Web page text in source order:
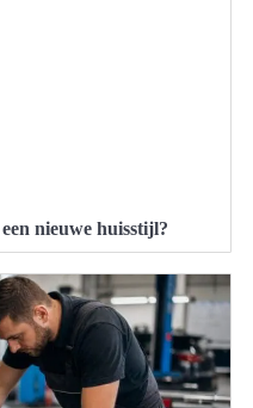
nieuwe huisstijl?